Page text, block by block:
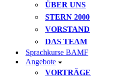
ÜBER UNS
STERN 2000
VORSTAND
DAS TEAM
Sprachkurse BAMF
Angebote
VORTRÄGE